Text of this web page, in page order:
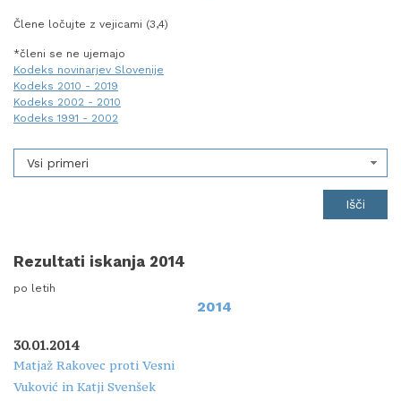
Člene ločujte z vejicami (3,4)
*členi se ne ujemajo
Kodeks novinarjev Slovenije
Kodeks 2010 - 2019
Kodeks 2002 - 2010
Kodeks 1991 - 2002
Vsi primeri
Rezultati iskanja 2014
po letih
2014
30.01.2014
Matjaž Rakovec proti Vesni
Vuković in Katji Svenšek